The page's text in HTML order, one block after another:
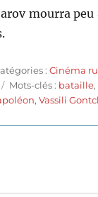
mourra peu
:Cinéma
Étiquettes
Mots-clés : bataille,
,Vassili